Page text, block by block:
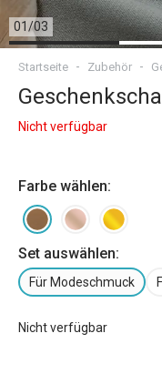
01 /03
Startseite Zubehör
Nicht verfügbar
Farbe wählen:
Set auswählen:
Für Modeschmuck
Nicht verfügbar